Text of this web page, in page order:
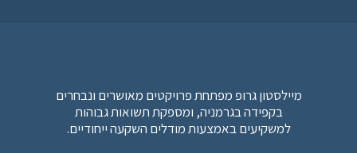
מיילסטון גרופ מפתחת פרויקטים מאושרים ונבחרים
בקפידה בגרמניה, ומספקת תשואות גבוהות
למשקיעים באמצעות מודלים השקעה ייחודיים.